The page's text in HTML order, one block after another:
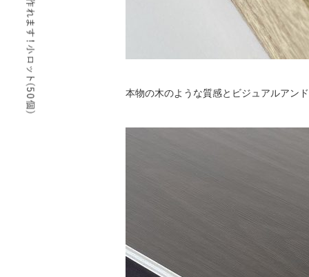
本物の木のような質感とビジュアルアン